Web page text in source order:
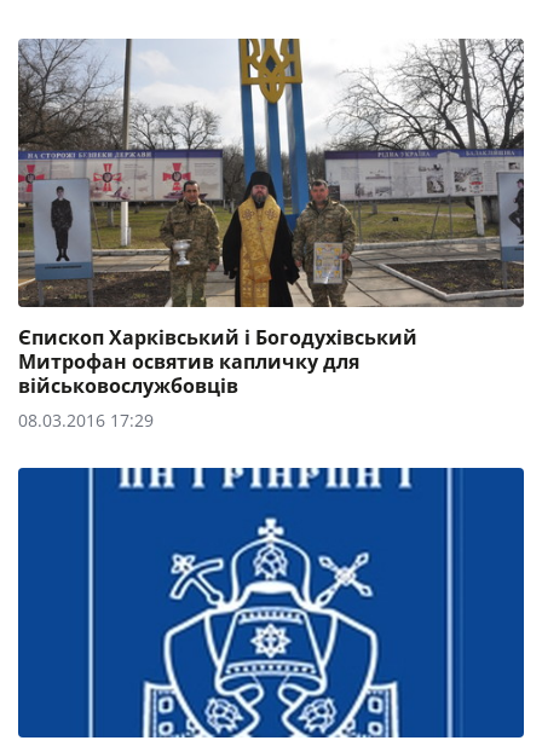
Єпископ Харківський і Богодухівський
Митрофан освятив капличку для
військовослужбовців
08.03.2016 17:29